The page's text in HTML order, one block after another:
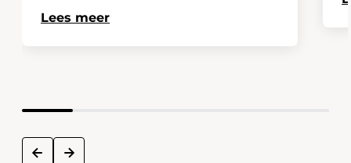
Lees meer
prev next